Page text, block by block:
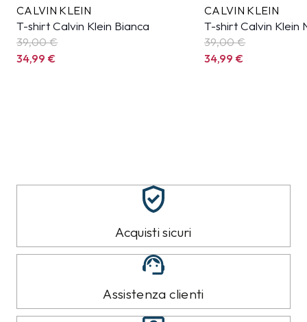
CALVIN KLEIN
T-shirt Calvin Klein Bianca
39,00 €
34,99€
CALVIN KLEIN
T-shirt Calvin Klein
39,00 €
34,99€
Acquisti sicuri
Assistenza clienti